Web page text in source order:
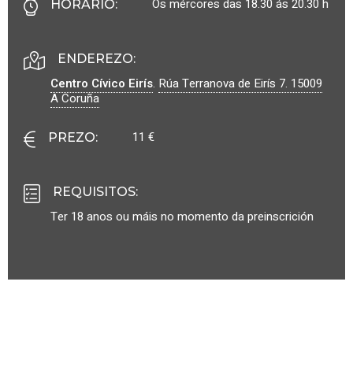
HORARIO: Os mércores das 18.30 ás 20.30 h
ENDEREZO:
Centro Cívico Eirís. Rúa Terranova de Eirís 7. 15009
A Coruña
PREZO: 11 €
REQUISITOS:
Ter 18 anos ou máis no momento da preinscrición